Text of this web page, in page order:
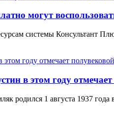
могут
системы Консультант
в этом году
родился 1 августа 1937 года